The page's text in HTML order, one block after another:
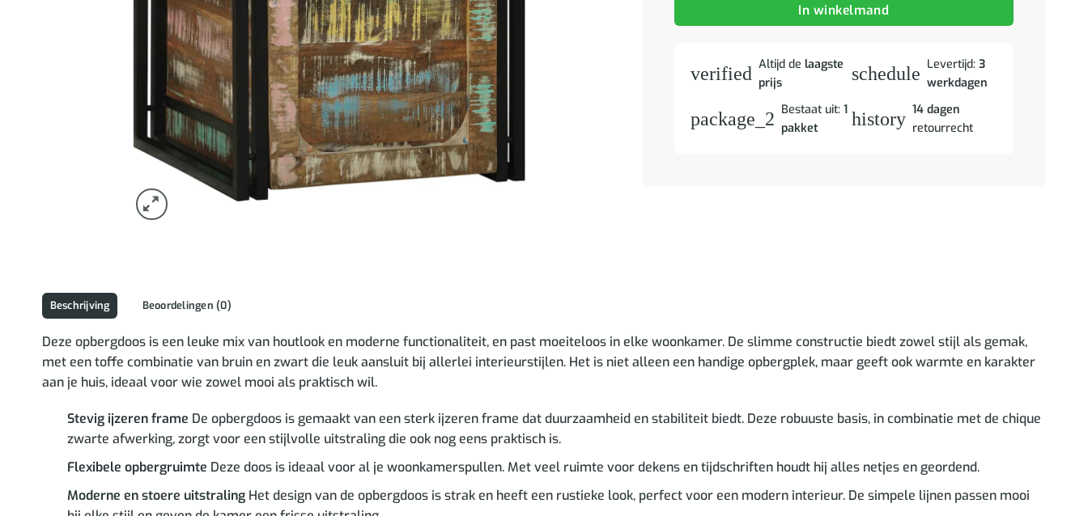
In winkelmand
verified Altijd de laagste
prijs
schedule Levertijd:3
werkdagen
package_2 Bestaat uit: 1
pakket
history 14 dagen
retourrecht
Beschrijving Beoordelingen (0)
Deze opbergdoos is een leuke mix van houtlook en moderne functionaliteit, en past moeiteloos in elke woonkamer. De slimme constructie biedt zowel stijl als gemak,
met een toffe combinatie van bruin en zwart die leuk aansluit bij allerlei interieurstijlen. Het is niet alleen een handige opbergplek, maar geeft ook warmte en karakter
aan je huis, ideaal voor wie zowel mooi als praktisch wil.
Stevig ijzeren frame De opbergdoos is gemaakt van een sterk ijzeren frame dat duurzaamheid en stabiliteit biedt. Deze robuuste basis, in combinatie met de chique
zwarte afwerking, zorgt voor een stijlvolle uitstraling die ook nog eens praktisch is.
Flexibele opbergruimte Deze doos is ideaal voor al je woonkamerspullen. Met veel ruimte voor dekens en tijdschriften houdt hij alles netjes en geordend.
Moderne en stoere uitstralingHet design van de opbergdoos is strak en heeft een rustieke look, perfect voor een modern interieur. De simpele lijnen passen mooi